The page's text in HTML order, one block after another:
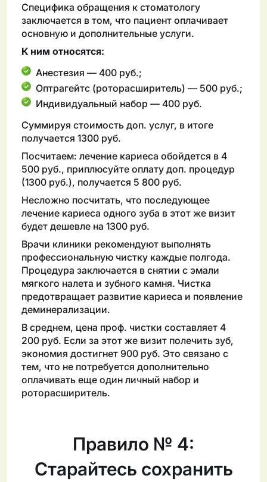
Специфика обращения к стоматологу
заключается в том, что пациент оплачивает
основную и дополнительные услуги.
К ним относятся:
Анестезия — 400 руб.;
Оптрагейтс (роторасширитель) — 500 руб.;
Индивидуальный набор — 400 руб.
Суммируя стоимость доп. услуг, в итоге
получается 1300 руб.
Посчитаем: лечение кариеса обойдется в 4
500 руб., приплюсуйте оплату доп. процедур
(1300 руб.), получается 5 800 руб.
Несложно посчитать, что последующее
лечение кариеса одного зуба в этот же визит
будет дешевле на 1300 руб.
Врачи клиники рекомендуют выполнять
профессиональную чистку каждые полгода.
Процедура заключается в снятии с эмали
мягкого налета и зубного камня. Чистка
предотвращает развитие кариеса и появление
деминерализации.
В среднем, цена проф. чистки составляет 4
200 руб. Если за этот же визит полечить зуб,
экономия достигнет 900 руб. Это связано с
тем, что не потребуется дополнительно
оплачивать еще один личный набор и
роторасширитель.
Правило № 4:
Старайтесь сохранить